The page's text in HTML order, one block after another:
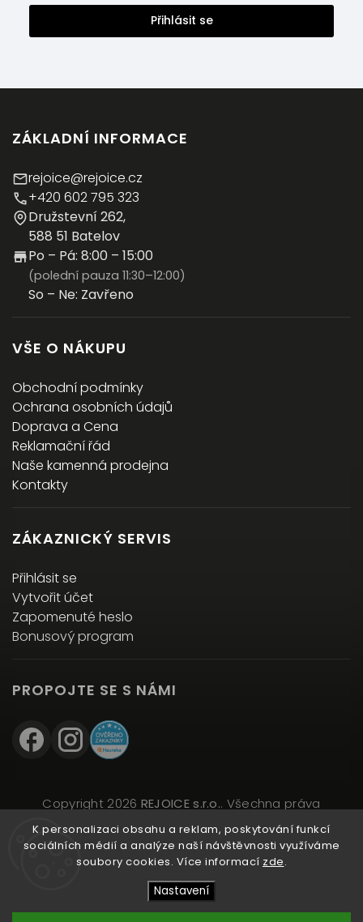
K personalizaci obsahu a reklam, poskytování funkcí
sociálních médií a analýze naší návštěvnosti využíváme
soubory cookies. Více informací zde.
Nastavení
Přihlásit se
ZÁKLADNÍ INFORMACE
rejoice@rejoice.cz
+420 602 795 323
Družstevní 262,
588 51 Batelov
Po – Pá: 8:00 – 15:00
(polední pauza 11:30–12:00)
So – Ne: Zavřeno
VŠE O NÁKUPU
Obchodní podmínky
Ochrana osobních údajů
Doprava a Cena
Reklamační řád
Naše kamenná prodejna
Kontakty
ZÁKAZNICKÝ SERVIS
Přihlásit se
Vytvořit účet
Zapomenuté heslo
Bonusový program
PROPOJTE SE S NÁMI
Copyright 2026 REJOICE s.r.o.. Všechna práva
vyhrazena.
Upravit nastavení cookies
VytvořilShoptet| DesignShoptak.cz